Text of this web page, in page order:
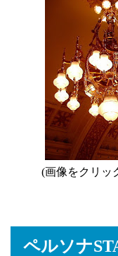
(画像をクリッ
ペルソナ